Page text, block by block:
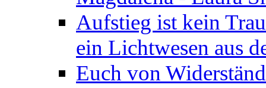
Aufstieg ist kein
ein Lichtwesen aus
Euch von